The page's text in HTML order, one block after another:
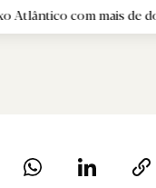
mais de dois mil